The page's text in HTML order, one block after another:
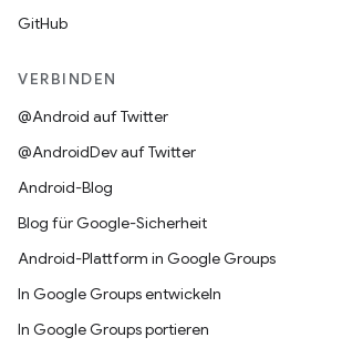
GitHub
VERBINDEN
@Android auf Twitter
@AndroidDev auf Twitter
Android-Blog
Blog für Google-Sicherheit
Android-Plattform in Google Groups
In Google Groups entwickeln
In Google Groups portieren